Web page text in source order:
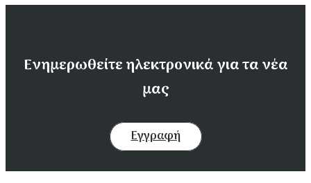
Ενημερωθείτε ηλεκτρονικά για τα νέα
μας
Εγγραφή